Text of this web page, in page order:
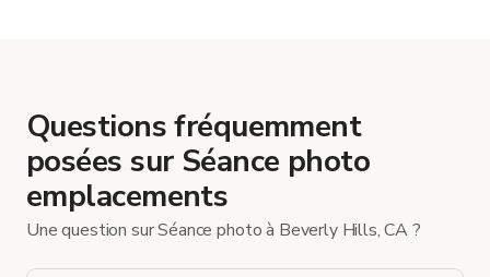
Questions fréquemment
posées sur Séance photo
emplacements
Une question sur Séance photo à Beverly Hills, CA ?